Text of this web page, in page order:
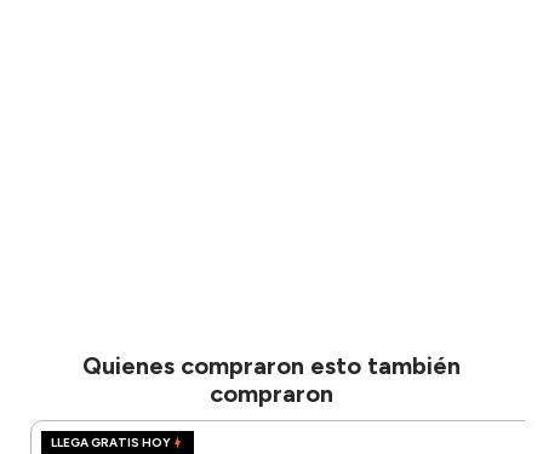
Quienes compraron esto también
compraron
LLEGA GRATIS HOY